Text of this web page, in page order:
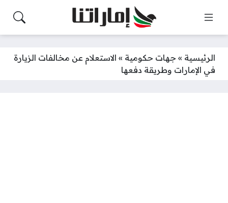
الرئيسية » جهات حكومية » الاستعلام عن مخالفات الزيارة
في الإمارات وطريقة دفعها